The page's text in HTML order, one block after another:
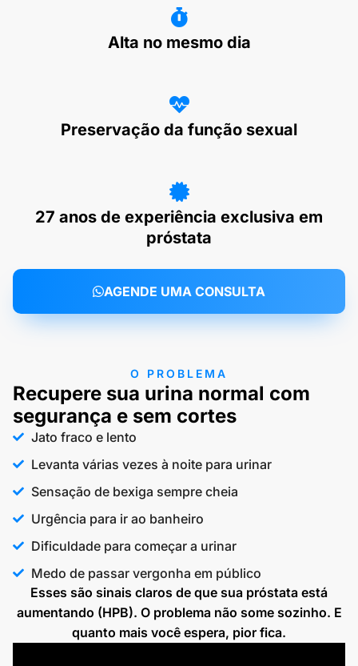
Alta no mesmo dia
Preservação da função sexual
27 anos de experiência exclusiva em
próstata
AGENDE UMA CONSULTA
O PROBLEMA
Recupere sua urina normal com
segurança e sem cortes
Jato fraco e lento
Levanta várias vezes à noite para urinar
Sensação de bexiga sempre cheia
Urgência para ir ao banheiro
Dificuldade para começar a urinar
Medo de passar vergonha em público
Esses são sinais claros de que sua próstata está
aumentando (HPB). O problema não some sozinho. E
quanto mais você espera, pior fica.